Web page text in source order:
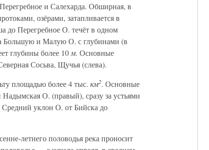
и Салехарда. Обширная, в
озёрами, затапливается в
до Перегребное О. течёт в одном
Большую и Малую О. с глубинами (в
глубины более 10 м. Основные
Сосьва, Щучья (слева).
площадью более 4 тыс. км2. Основные
О. (правый), сразу за устьями
уклон О. от Бийска до
летнего половодья река проносит